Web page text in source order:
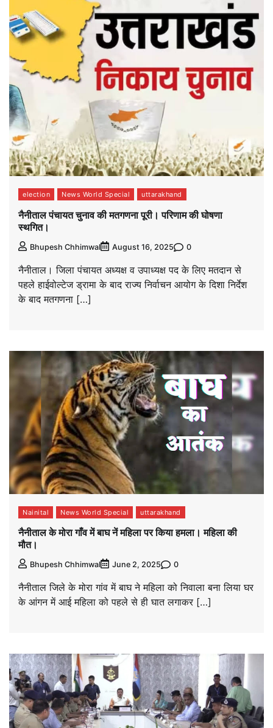
election News World Special uttarakhand
नैनीताल पंचायत चुनाव की मतगणना पूरी। परिणाम की घोषणा
स्थगित।
Bhupesh Chhimwal August 16, 2025 0
नैनीताल। जिला पंचायत अध्यक्ष व उपाध्यक्ष पद के लिए मतदान से
पहले हाईवोल्टेज ड्रामा के बाद राज्य निर्वाचन आयोग के दिशा निर्देश
के बाद मतगणना […]
Nainital News World Special uttarakhand
नैनीताल के मोरा गाँव में बाघ नें महिला पर किया हमला। महिला की
मौत।
Bhupesh Chhimwal June 2, 2025 0
नैनीताल जिले के मोरा गांव में बाघ ने महिला को निवाला बना लिया घर
के आंगन में आई महिला को पहले से ही घात लगाकर […]